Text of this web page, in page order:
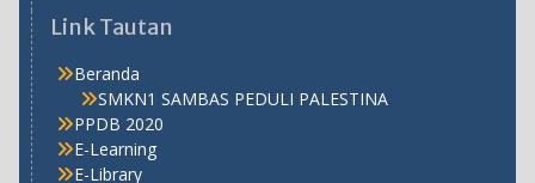
Link Tautan
Beranda
SMKN1 SAMBAS PEDULI PALESTINA
PPDB 2020
E-Learning
E-Library